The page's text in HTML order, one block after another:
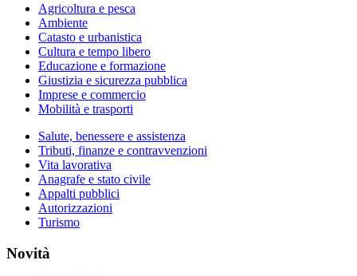
Agricoltura e pesca
Ambiente
Catasto e urbanistica
Cultura e tempo libero
Educazione e formazione
Giustizia e sicurezza pubblica
Imprese e commercio
Mobilità e trasporti
Salute, benessere e assistenza
Tributi, finanze e contravvenzioni
Vita lavorativa
Anagrafe e stato civile
Appalti pubblici
Autorizzazioni
Turismo
Novità